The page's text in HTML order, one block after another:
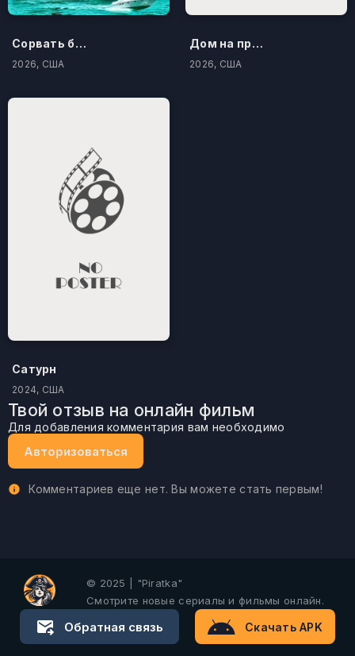
Сорвать банк 3: Вор-джентльмен
2026, США
Дом на проклятом холме
2026, США
Сатурн
2024, США
Твой отзыв на онлайн фильм
Для добавления комментария вам необходимо
Авторизоваться
Комментариев еще нет. Вы можете стать первым!
© 2025 | "Piratka"
Смотрите новые сериалы и фильмы онлайн.
Обратная связь Скачать APK